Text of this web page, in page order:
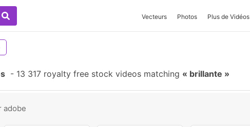
Vecteurs Photos Plus de Vidéos
- 13 317 royalty free stock videos matching brillante
adobe